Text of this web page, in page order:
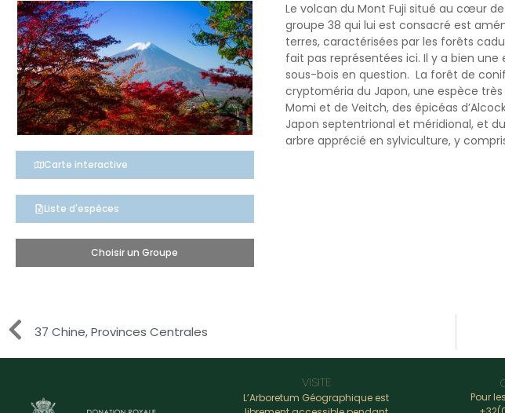
Carte interactive
Liste d'espèces
Choisir un Groupe
Le volcan du Mont Fuji situé au cœur
groupe 38 qui lui est consacré est
terres, caractérisées par les forêts
fait pas représentées ici. Il y a bien
sous-bois en question. La forêt de
cryptoméria du Japon, une espèce
Momi et de Veitch, des épicéas
Japon septentrional et méridional, et
arbre apprécié en sylviculture, y
37 Chine, Provinces Centrales
VISITE
L’Arboretum Géographique est
Pour